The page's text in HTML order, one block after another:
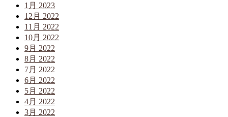
1月 2023
12月 2022
11月 2022
10月 2022
9月 2022
8月 2022
7月 2022
6月 2022
5月 2022
4月 2022
3月 2022